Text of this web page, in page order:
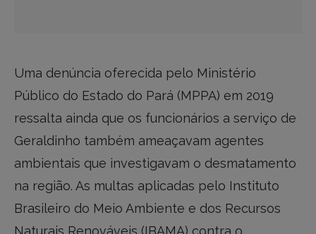
Uma denúncia oferecida pelo Ministério
Público do Estado do Pará (MPPA) em 2019
ressalta ainda que os funcionários a serviço de
Geraldinho também ameaçavam agentes
ambientais que investigavam o desmatamento
na região. As multas aplicadas pelo Instituto
Brasileiro do Meio Ambiente e dos Recursos
Naturais Renováveis (IBAMA) contra o